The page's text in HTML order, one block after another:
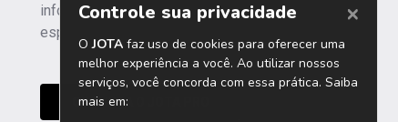
informações independentes e
especializadas.
CONHEÇA O JOTA PRO